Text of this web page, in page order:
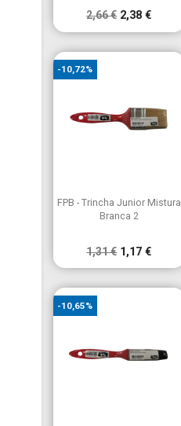
2,66 € 2,38 €
Vista rápida
FPB - Trincha Junior Mistura
Branca 2
1,31 € 1,17 €
-10,72%
-10,65%